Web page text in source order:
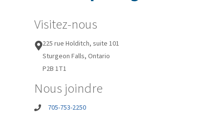
Visitez-nous
225 rue Holditch, suite 101
Sturgeon Falls, Ontario
P2B 1T1
Nous joindre
705-753-2250